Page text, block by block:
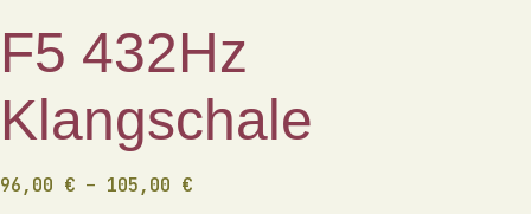
F5 432Hz
Klangschale
96,00 € – 105,00 €